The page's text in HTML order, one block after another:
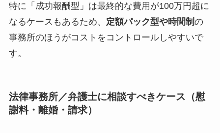
特に「成功報酬型」は最終的な費用が100万円超に
なるケースもあるため、 定額パック型や時間制 の
事務所のほうがコストをコントロールしやすいで
す。
法律事務所／弁護士に相談すべきケース（慰
謝料・離婚・請求）